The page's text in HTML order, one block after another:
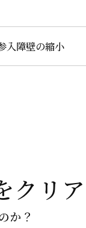
入障壁の縮小
クリ
か？